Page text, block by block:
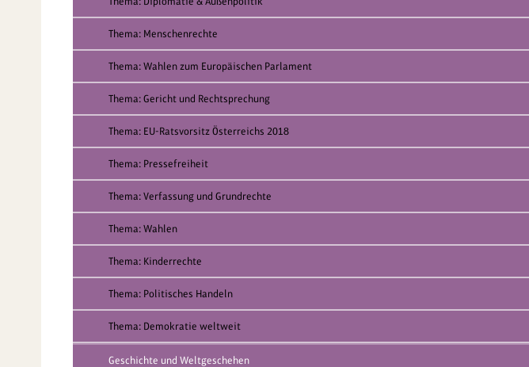
Thema: Menschenrechte
Thema: Wahlen zum Europäischen Parlament
Thema: Gericht und Rechtsprechung
Thema: EU-Ratsvorsitz Österreichs 2018
Thema: Pressefreiheit
Thema: Verfassung und Grundrechte
Thema: Wahlen
Thema: Kinderrechte
Thema: Politisches Handeln
Thema: Demokratie weltweit
Geschichte und Weltgeschehen